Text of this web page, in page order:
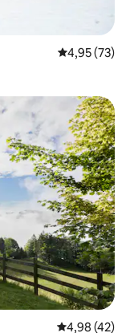
Évaluation
4,95 (73)
Évaluation
4,98 (42)